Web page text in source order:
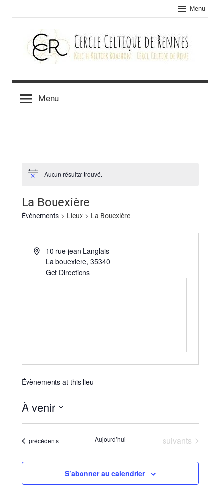
Menu
Cercle
celtique
Menu
Aucun résultat trouvé.
La Bouexière
Évènements Lieux La Bouexière
10 rue jean Langlais
La bouexiere, 35340
Get Directions
Évènements at this lieu
À venir
Sélectionnez
Évènements
précédents Aujourd’hui Évènements
suivants
S’abonner au calendrier